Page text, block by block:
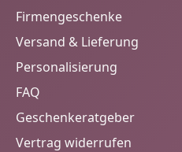
Firmengeschenke
Versand & Lieferung
Personalisierung
FAQ
Geschenkeratgeber
Vertrag widerrufen